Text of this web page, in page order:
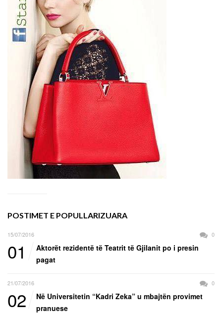
POSTIMET E POPULLARIZUARA
15/07/2016 0
01
Aktorët rezidentë të Teatrit të Gjilanit po i presin
pagat
21/07/2016 0
02
Në Universitetin “Kadri Zeka” u mbajtën provimet
pranuese